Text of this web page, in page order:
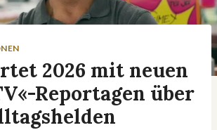
2026 mit neuen
Reportagen über